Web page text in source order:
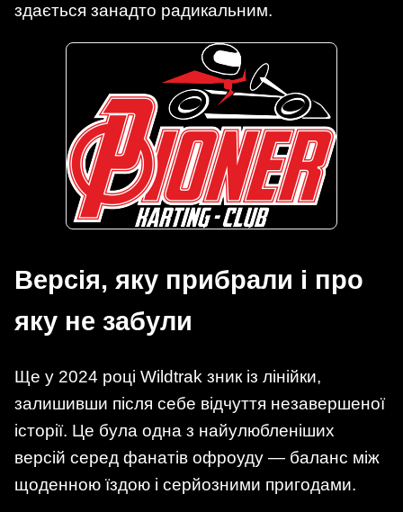
здається занадто радикальним.
Версія, яку прибрали і про
яку не забули
Ще у 2024 році Wildtrak зник із лінійки,
залишивши після себе відчуття незавершеної
історії. Це була одна з найулюбленіших
версій серед фанатів офроуду — баланс між
щоденною їздою і серйозними пригодами.